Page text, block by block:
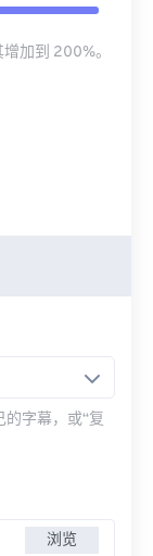
加到 200%。
字幕，或“复
浏览